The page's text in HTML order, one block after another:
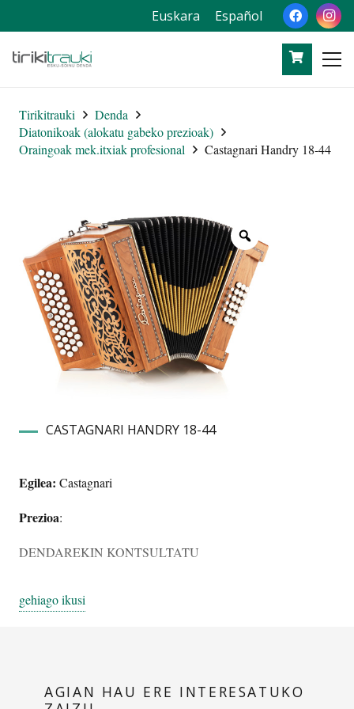
Euskara Español
Tirikitrauki
Denda
Diatonikoak (alokatu gabeko prezioak)
Oraingoak mek.itxiak profesional
Castagnari Handry 18-44
CASTAGNARI HANDRY 18-44
Egilea: Castagnari
Prezioa:
DENDAREKIN KONTSULTATU
– Ezkerra: 18 baxu, 3 ahots, 4 erregistro.
gehiago ikusi
AGIAN HAU ERE INTERESATUKO